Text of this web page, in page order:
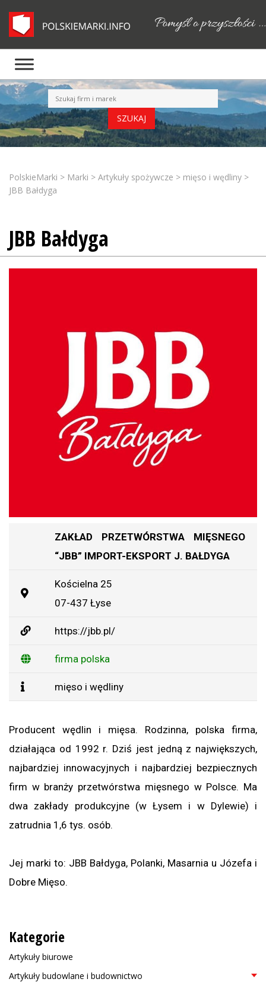
PolskieMarki > Marki > Artykuły spożywcze > mięso i wędliny >
JBB Bałdyga
JBB Bałdyga
ZAKŁAD PRZETWÓRSTWA MIĘSNEGO
“JBB” IMPORT-EKSPORT J. BAŁDYGA
Kościelna 25
07-437 Łyse
https://jbb.pl/
firma polska
mięso i wędliny
Producent wędlin i mięsa. Rodzinna, polska firma,
działająca od 1992 r. Dziś jest jedną z największych,
najbardziej innowacyjnych i najbardziej bezpiecznych
firm w branży przetwórstwa mięsnego w Polsce. Ma
dwa zakłady produkcyjne (w Łysem i w Dylewie) i
zatrudnia 1,6 tys. osób.
Jej marki to: JBB Bałdyga, Polanki, Masarnia u Józefa i
Dobre Mięso.
Kategorie
Artykuły biurowe
Artykuły budowlane i budownictwo